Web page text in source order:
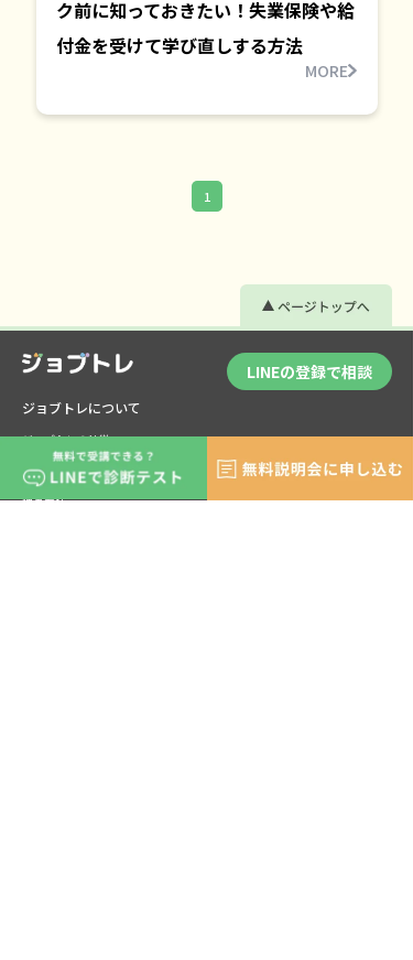
ク前に知っておきたい！失業保険や給
付金を受けて学び直しする方法
MORE
1
ジョブトレについて
ジョブトレの特徴
職業訓練校の仕組み
運営会社
LINEの登録で相談